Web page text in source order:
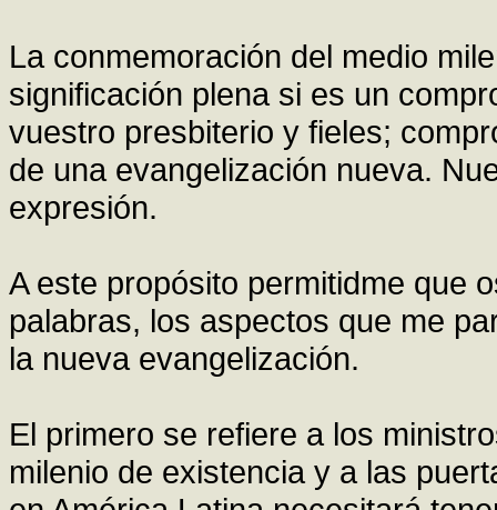
La conmemoración del medio
significación plena si es un
vuestro presbiterio y fieles;
de una evangelización nueva.
expresión.
A este propósito permitidme que
palabras, los aspectos que me
la nueva evangelización.
El primero se refiere a los
milenio de existencia y a las